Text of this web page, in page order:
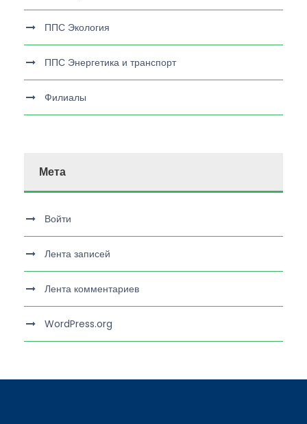
ППС Экология
ППС Энергетика и транспорт
Филиалы
Мета
Войти
Лента записей
Лента комментариев
WordPress.org